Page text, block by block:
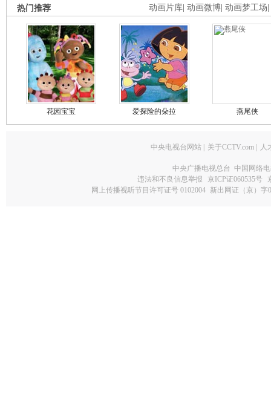
动画片库 动画微博 动画梦工场
热门推荐
花园宝宝 爱探险的朵拉 燕尾侠
中央电视台网站 关于CCTV.com 人
中央广播电视总台 中国网络
违法和不良信息举报
京ICP证060535号
网上传播视听节目许可证号 0102004 新出网证（京）